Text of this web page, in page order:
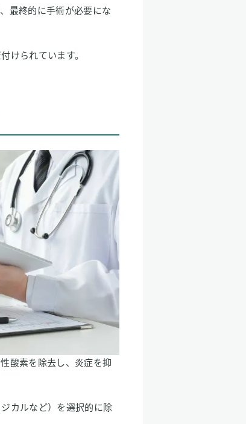
最終的に手術が必要にな
けられています。
酸素を除去し、炎症を抑
カルなど）を選択的に除